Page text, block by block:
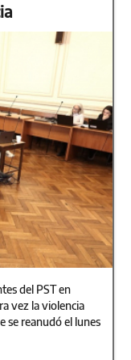
del PST en
vez la violencia
se reanudó el lunes